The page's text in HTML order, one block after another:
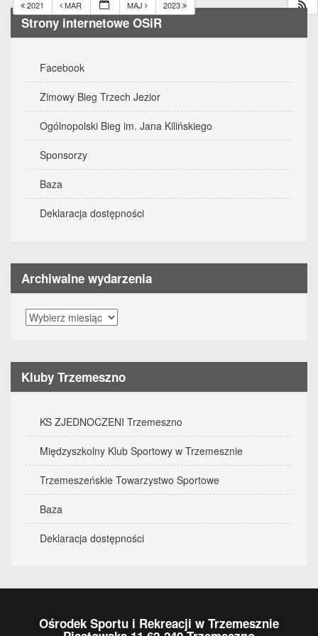
2021 MAR MAJ 2023
Strony internetowe OSiR
Facebook
Zimowy Bieg Trzech Jezior
Ogólnopolski Bieg im. Jana Kilińskiego
Sponsorzy
Baza
Deklaracja dostępności
Archiwalne wydarzenia
Archiwalne
wydarzenia
Kluby Trzemeszno
KS ZJEDNOCZENI Trzemeszno
Międzyszkolny Klub Sportowy w Trzemesznie
Trzemeszeńskie Towarzystwo Sportowe
Baza
Deklaracja dostępności
Ośrodek Sportu i Rekreacji w Trzemesznie